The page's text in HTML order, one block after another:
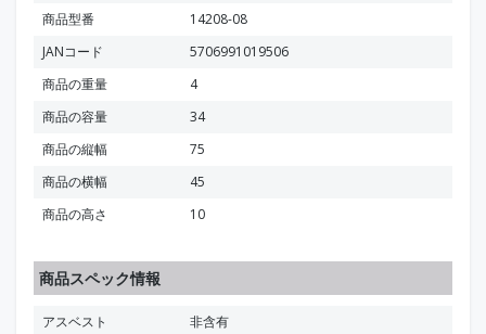
商品型番
14208-08
JANコード
5706991019506
商品の重量
4
商品の容量
34
商品の縦幅
75
商品の横幅
45
商品の高さ
10
商品スペック情報
アスベスト
非含有